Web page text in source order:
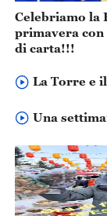
Celebriamo la
primavera
di carta!!!
La Torre e
Una